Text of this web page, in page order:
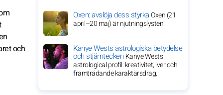
och
Oxen: avslöja dess styrkaOxen (21
april–20 maj) är njutningslysten
Kanye Wests astrologiska betydelse
och stjärnteckenKanye Wests
astrological profil: kreativitet, iver och
framträdande karaktärsdrag.